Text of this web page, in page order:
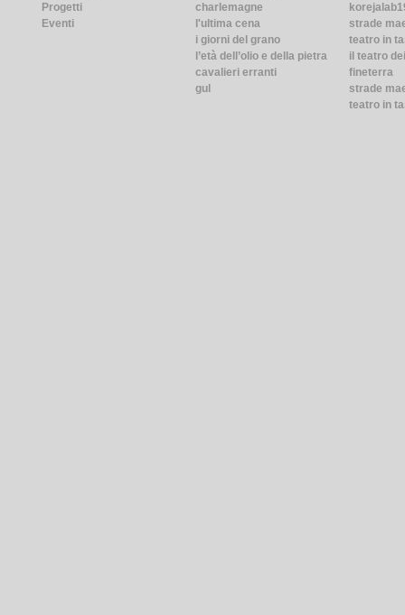
Progetti
Eventi
charlemagne
l'ultima cena
i giorni del grano
l’età dell’olio e della pietra
cavalieri erranti
gul
strade
teatro in
il teatro
fineterra
strade
teatro in